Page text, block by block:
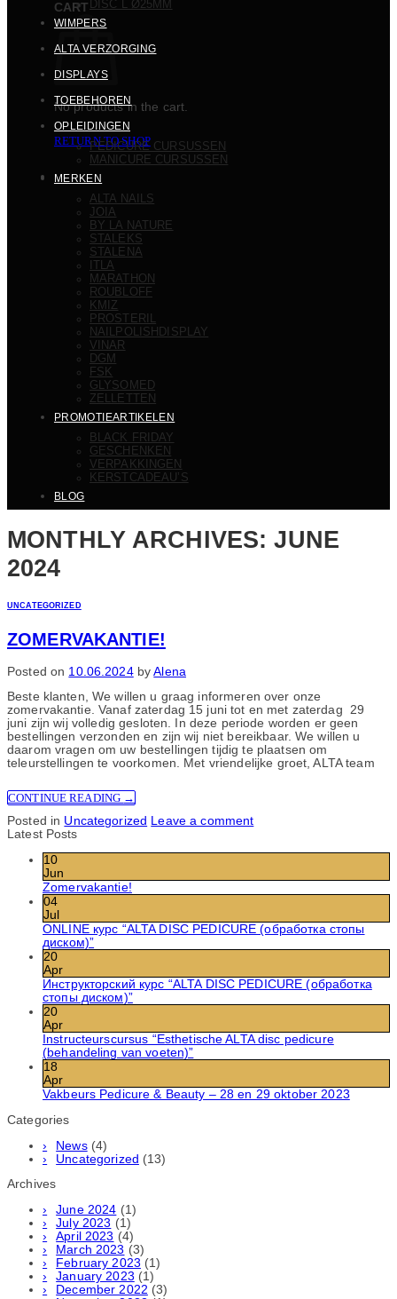
CART
No products in the cart.
RETURN TO SHOP
DISC L Ø25MM
WIMPERS
ALTA VERZORGING
DISPLAYS
TOEBEHOREN
OPLEIDINGEN
PEDICURE CURSUSSEN
MANICURE CURSUSSEN
MERKEN
ALTA NAILS
JOIA
BY LA NATURE
STALEKS
STALENA
ITLA
MARATHON
ROUBLOFF
KMIZ
PROSTERIL
NAILPOLISHDISPLAY
VINAR
DGM
FSK
GLYSOMED
ZELLETTEN
PROMOTIEARTIKELEN
BLACK FRIDAY
GESCHENKEN
VERPAKKINGEN
KERSTCADEAU’S
BLOG
MONTHLY ARCHIVES:JUNE
2024
UNCATEGORIZED
ZOMERVAKANTIE!
Posted on 10.06.2024 byAlena
Beste klanten, We willen u graag informeren over onze
zomervakantie. Vanaf zaterdag 15 juni tot en met zaterdag 29
juni zijn wij volledig gesloten. In deze periode worden er geen
bestellingen verzonden en zijn wij niet bereikbaar. We willen u
daarom vragen om uw bestellingen tijdig te plaatsen om
teleurstellingen te voorkomen. Met vriendelijke groet, ALTA team
CONTINUE READING →
Posted in Uncategorized Leave a comment
Latest Posts
10
Jun
Zomervakantie!
04
Jul
ONLINE курс “ALTA DISC PEDICURE (обработка стопы
диском)”
20
Apr
Инструкторский курс “ALTA DISC PEDICURE (обработка
стопы диском)”
20
Apr
Instructeurscursus “Esthetische ALTA disc pedicure
(behandeling van voeten)”
18
Apr
Vakbeurs Pedicure & Beauty – 28 en 29 oktober 2023
Categories
News(4)
Uncategorized (13)
Archives
June 2024 (1)
July 2023 (1)
April 2023 (4)
March 2023 (3)
February 2023 (1)
January 2023 (1)
December 2022 (3)